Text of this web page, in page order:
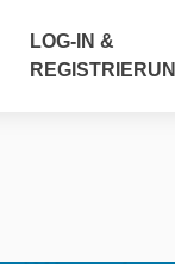
LOG-IN &